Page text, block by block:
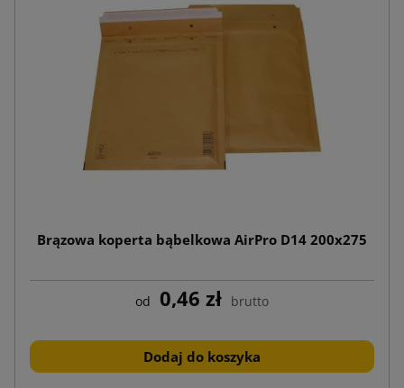
Brązowa koperta bąbelkowa AirPro D14 200x275
od 0,46 zł brutto
Dodaj do koszyka